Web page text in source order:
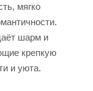
мягко
шарм и
крепкую
и уюта.